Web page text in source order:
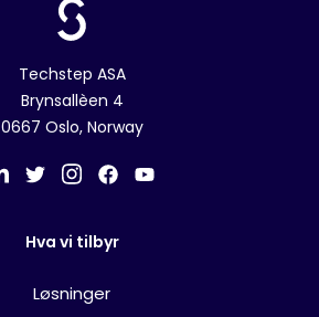
Techstep ASA
Brynsallèen 4
0667 Oslo, Norway
Hva vi tilbyr
Løsninger